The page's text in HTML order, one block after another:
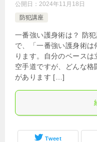
公開日： 2024年11月18日
防犯講座
一番強い護身術は？ 防
で、「一番強い護身術
ります。自分のベース
空手道ですが、どんな
があります […]
Tweet